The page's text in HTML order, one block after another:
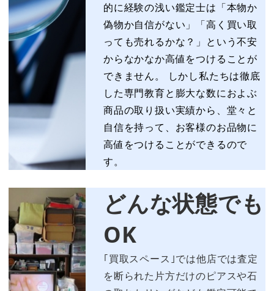
的に経験の浅い鑑定士は「本物か
偽物か自信がない」「高く買い取
っても売れるかな？」という不安
からなかなか高値をつけることが
できません。 しかし私たちは徹底
した専門教育と膨大な数におよぶ
商品の取り扱い実績から、堂々と
自信を持って、お客様のお品物に
高値をつけることができるので
す。
どんな状態でも
OK
｢買取スペース｣では他店では査定
を断られた片方だけのピアスや石